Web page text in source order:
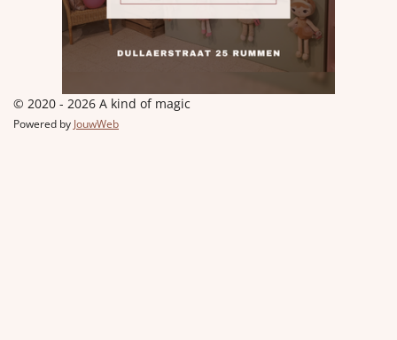
© 2020 - 2026 A kind of magic
Powered by JouwWeb